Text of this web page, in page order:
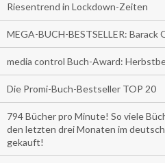
Riesentrend in Lockdown-Zeiten
MEGA-BUCH-BESTSELLER: Barack
media control Buch-Award:
Die Promi-Buch-Bestseller TOP 20
794 Bücher pro Minute! So viele
den letzten drei Monaten im
gekauft!